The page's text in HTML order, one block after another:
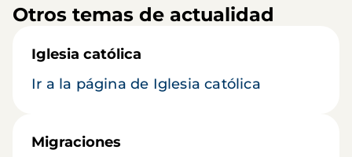
Otros temas de actualidad
Iglesia católica
Ir a la página de Iglesia católica
Migraciones